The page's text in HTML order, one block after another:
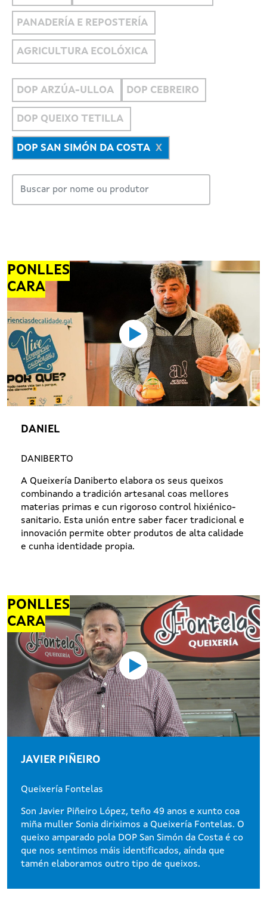
PANADERÍA E REPOSTERÍA
AGRICULTURA ECOLÓXICA
DOP ARZÚA-ULLOA DOP CEBREIRO
DOP QUEIXO TETILLA
DOP SAN SIMÓN DA COSTA
PONLLES
CARA
DANIEL
DANIBERTO
A Queixería Daniberto elabora os seus queixos
combinando a tradición artesanal coas mellores
materias primas e cun rigoroso control hixiénico-
sanitario. Esta unión entre saber facer tradicional e
innovación permite obter produtos de alta calidade
e cunha identidade propia.
PONLLES
CARA
JAVIER PIÑEIRO
Queixería Fontelas
Son Javier Piñeiro López, teño 49 anos e xunto coa
miña muller Sonia diriximos a Queixería Fontelas. O
queixo amparado pola DOP San Simón da Costa é co
que nos sentimos máis identificados, aínda que
tamén elaboramos outro tipo de queixos.